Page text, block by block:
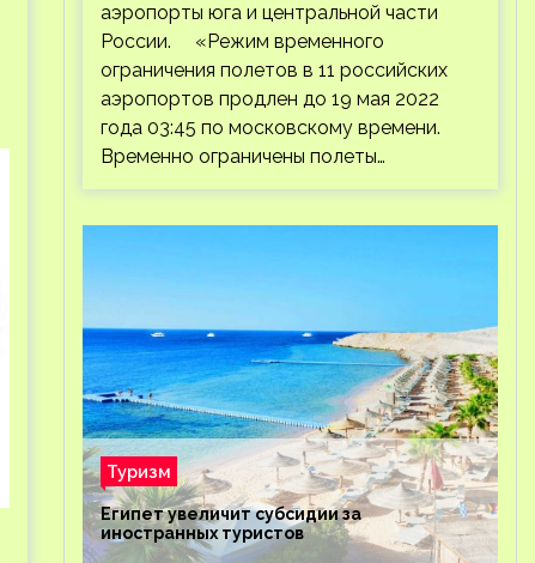
аэропорты юга и центральной части
России. «Режим временного
ограничения полетов в 11 российских
аэропортов продлен до 19 мая 2022
года 03:45 по московскому времени.
Временно ограничены полеты…
Туризм
Египет увеличит субсидии за
иностранных туристов